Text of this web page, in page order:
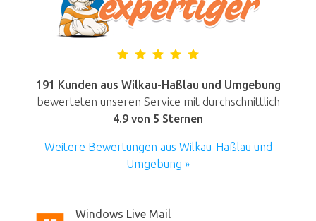
191 Kunden aus Wilkau-Haßlau und Umgebung
bewerteten unseren Service mit durchschnittlich
4.9 von 5 Sternen
Weitere Bewertungen aus Wilkau-Haßlau und
Umgebung »
Windows Live Mail